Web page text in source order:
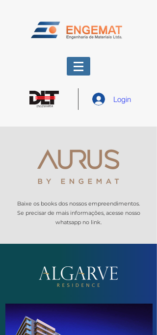
Login
Baixe os books dos nossos empreendimentos.
Se precisar de mais informações, acesse nosso
whatsapp no link.